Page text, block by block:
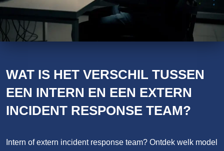
WAT IS HET VERSCHIL TUSSEN
EEN INTERN EN EEN EXTERN
INCIDENT RESPONSE TEAM?
Intern of extern incident response team? Ontdek welk model